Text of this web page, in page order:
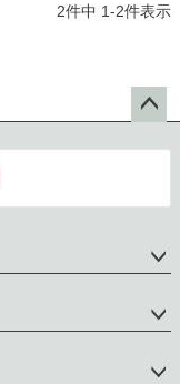
2件中 1-2件表示
へ